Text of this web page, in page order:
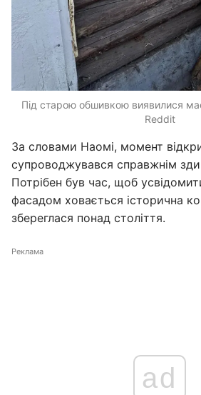
Під старою обшивкою виявилися
Reddit
За словами Наомі, момент
супроводжувався справжнім
Потрібен був час, щоб
фасадом ховається історична
збереглася понад століття.
Реклама
ad